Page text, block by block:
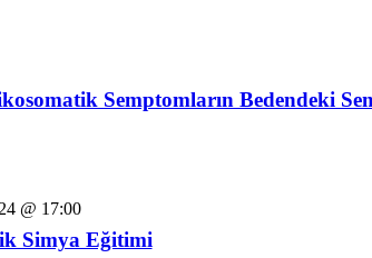
Semptomların Bedendeki
@ 17:00
Simya Eğitimi